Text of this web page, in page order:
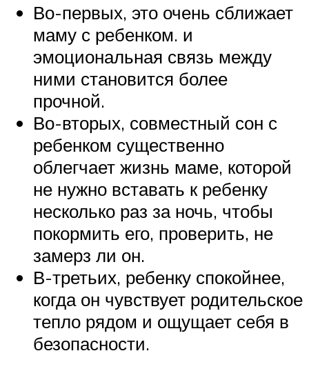
Во-первых, это очень сближает
маму с ребенком. и
эмоциональная связь между
ними становится более
прочной.
Во-вторых, совместный сон с
ребенком существенно
облегчает жизнь маме, которой
не нужно вставать к ребенку
несколько раз за ночь, чтобы
покормить его, проверить, не
замерз ли он.
В-третьих, ребенку спокойнее,
когда он чувствует родительское
тепло рядом и ощущает себя в
безопасности.